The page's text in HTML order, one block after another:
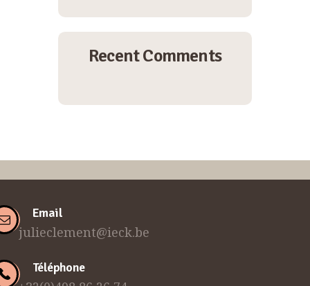
Recent Comments
Email
julieclement@ieck.be
Téléphone